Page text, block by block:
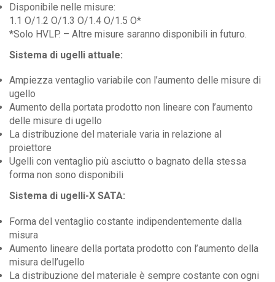
Disponibile nelle misure:
1.1 O/1.2 O/1.3 O/1.4 O/1.5 O*
*Solo HVLP. – Altre misure saranno disponibili in futuro.
Sistema di ugelli attuale:
Ampiezza ventaglio variabile con l’aumento delle misure di
ugello
Aumento della portata prodotto non lineare con l’aumento
delle misure di ugello
La distribuzione del materiale varia in relazione al
proiettore
Ugelli con ventaglio più asciutto o bagnato della stessa
forma non sono disponibili
Sistema di ugelli-X SATA:
Forma del ventaglio costante indipendentemente dalla
misura
Aumento lineare della portata prodotto con l’aumento della
misura dell’ugello
La distribuzione del materiale è sempre costante con ogni